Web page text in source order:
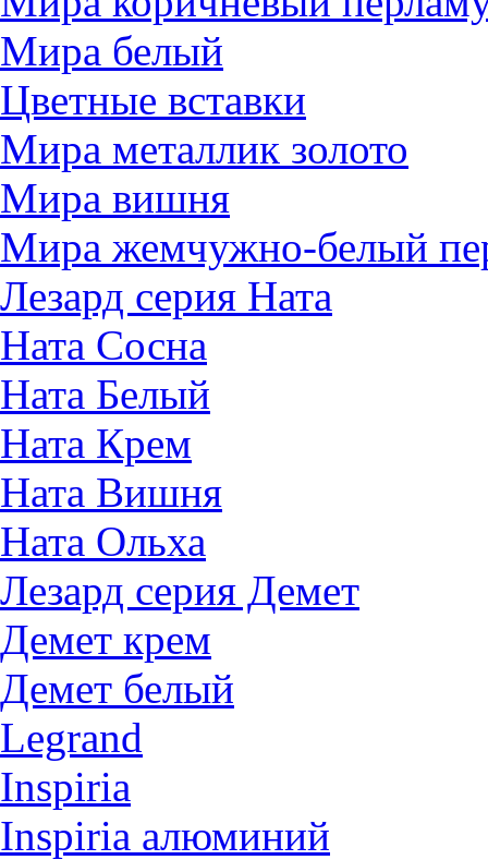
Мира белый
Цветные вставки
Мира металлик золото
Мира вишня
Мира жемчужно-белый
Лезард серия Ната
Ната Сосна
Ната Белый
Ната Крем
Ната Вишня
Ната Ольха
Лезард серия Демет
Демет крем
Демет белый
Legrand
Inspiria
Inspiria алюминий